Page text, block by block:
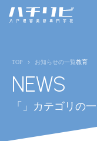
TOP お知らせの一覧教育
NEWS
「」カテゴリの